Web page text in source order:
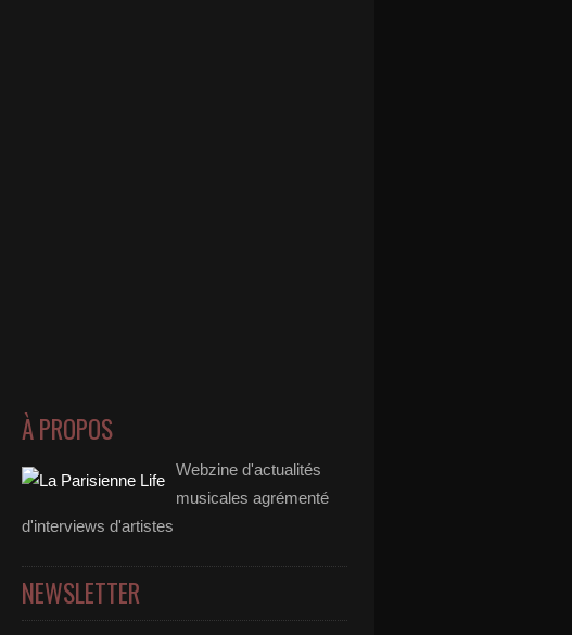
À PROPOS
Webzine d'actualités
musicales agrémenté
d'interviews d'artistes
NEWSLETTER